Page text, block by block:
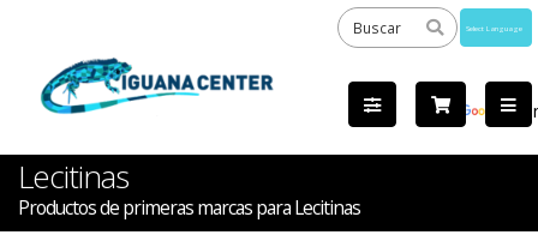
by
Lecitinas
Productos de primeras marcas para Lecitinas